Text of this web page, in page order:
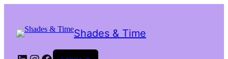
Shades & Time